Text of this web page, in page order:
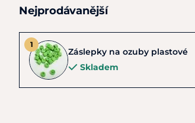
Nejprodávanější
Záslepky na ozuby plastové
Skladem